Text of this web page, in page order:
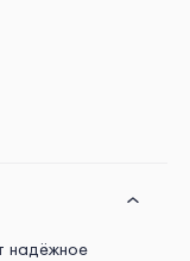
надёжное